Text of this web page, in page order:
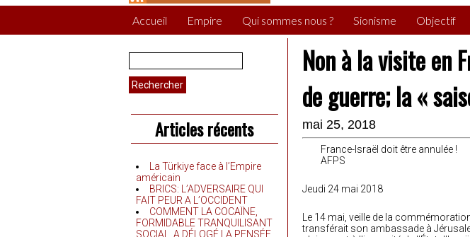
Accueil Empire Qui sommes nous ? Sionisme Objectif
Rechercher :
Articles récents
La Türkiye face à l’Empire
américain
BRICS: L’ADVERSAIRE QUI
FAIT PEUR A L’OCCIDENT
COMMENT LA COCAÏNE,
FORMIDABLE TRANQUILISANT
SOCIAL, A DÉLOGÉ LA PENSÉE
Non à la visite en
de guerre; la «
mai 25, 2018
France-Israël doit être annulée !
AFPS
Jeudi 24 mai 2018
Le 14 mai, veille de la
transférait son ambassade à